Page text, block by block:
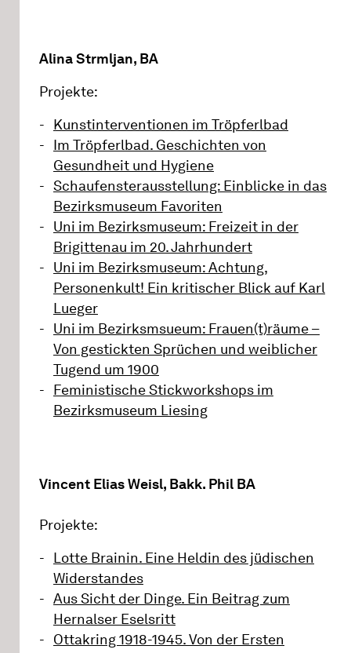
Alina Strmljan, BA
Projekte:
Kunstinterventionen im Tröpferlbad
Im Tröpferlbad. Geschichten von
Gesundheit und Hygiene
Schaufensterausstellung: Einblicke in das
Bezirksmuseum Favoriten
Uni im Bezirksmuseum: Freizeit in der
Brigittenau im 20. Jahrhundert
Uni im Bezirksmuseum: Achtung,
Personenkult! Ein kritischer Blick auf Karl
Lueger
Uni im Bezirksmsueum: Frauen(t)räume –
Von gestickten Sprüchen und weiblicher
Tugend um 1900
Feministische Stickworkshops im
Bezirksmuseum Liesing
Vincent Elias Weisl, Bakk. Phil BA
Projekte:
Lotte Brainin. Eine Heldin des jüdischen
Widerstandes
Aus Sicht der Dinge. Ein Beitrag zum
Hernalser Eselsritt
Ottakring 1918-1945. Von der Ersten